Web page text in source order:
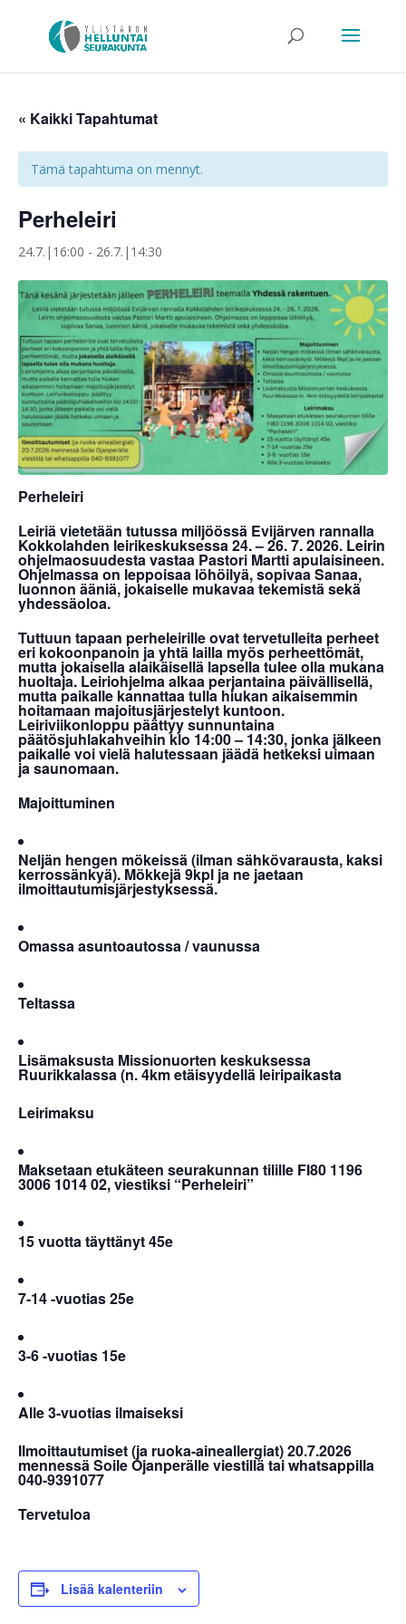
« Kaikki Tapahtumat
Tämä tapahtuma on mennyt.
Perheleiri
24.7.|16:00 - 26.7.|14:30
Perheleiri
Leiriä vietetään tutussa miljöössä Evijärven rannalla
Kokkolahden leirikeskuksessa 24. – 26. 7. 2026. Leirin
ohjelmaosuudesta vastaa Pastori Martti apulaisineen.
Ohjelmassa on leppoisaa löhöilyä, sopivaa Sanaa,
luonnon ääniä, jokaiselle mukavaa tekemistä sekä
yhdessäoloa.
Tuttuun tapaan perheleirille ovat tervetulleita perheet
eri kokoonpanoin ja yhtä lailla myös perheettömät,
mutta jokaisella alaikäisellä lapsella tulee olla mukana
huoltaja. Leiriohjelma alkaa perjantaina päivällisellä,
mutta paikalle kannattaa tulla hiukan aikaisemmin
hoitamaan majoitusjärjestelyt kuntoon.
Leiriviikonloppu päättyy sunnuntaina
päätösjuhlakahveihin klo 14:00 – 14:30, jonka jälkeen
paikalle voi vielä halutessaan jäädä hetkeksi uimaan
ja saunomaan.
Majoittuminen
Neljän hengen mökeissä (ilman sähkövarausta, kaksi
kerrossänkyä). Mökkejä 9kpl ja ne jaetaan
ilmoittautumisjärjestyksessä.
Omassa asuntoautossa / vaunussa
Teltassa
Lisämaksusta Missionuorten keskuksessa
Ruurikkalassa (n. 4km etäisyydellä leiripaikasta
Leirimaksu
Maksetaan etukäteen seurakunnan tilille FI80 1196
3006 1014 02, viestiksi “Perheleiri”
15 vuotta täyttänyt 45e
7-14 -vuotias 25e
3-6 -vuotias 15e
Alle 3-vuotias ilmaiseksi
Ilmoittautumiset(ja ruoka-aineallergiat) 20.7.2026
mennessä Soile Ojanperälleviestillä tai whatsappilla
040-9391077
Tervetuloa
Lisää kalenteriin